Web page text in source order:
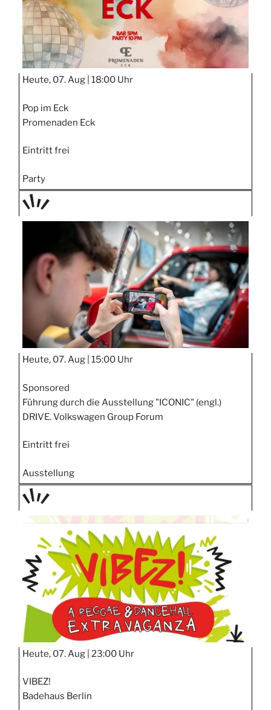
Heute, 07. Aug | 18:00 Uhr
Pop im Eck
Promenaden Eck
Eintritt frei
Party
TAGE
Heute, 07. Aug | 15:00 Uhr
Sponsored
Führung durch die Ausstellung "ICONIC" (engl.)
DRIVE. Volkswagen Group Forum
Eintritt frei
Ausstellung
TAGE
Heute, 07. Aug | 23:00 Uhr
VIBEZ!
Badehaus Berlin